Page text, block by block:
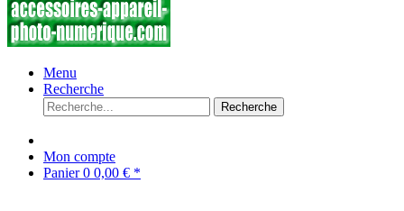
Menu
Recherche
Recherche
Mon compte
Panier0 0,00 € *